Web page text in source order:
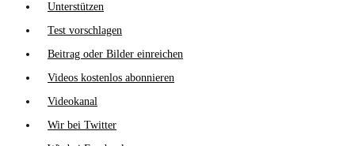
Unterstützen
Test vorschlagen
Beitrag oder Bilder einreichen
Videos kostenlos abonnieren
Videokanal
Wir bei Twitter